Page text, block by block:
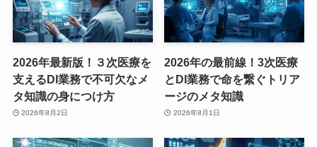
2026年最新版！３次医療を
支えるDI業務で不可欠なメ
タ知識の身につけ方
2026年8月2日
2026年の最前線！3次医療
とDI業務で命を繋ぐトリア
ージのメタ知識
2026年8月1日